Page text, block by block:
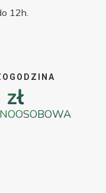
12h.